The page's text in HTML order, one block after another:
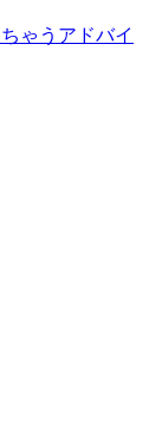
ゃうアドバイ